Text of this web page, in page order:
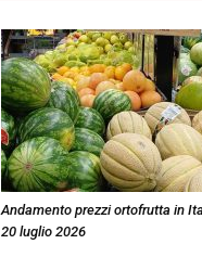
Andamento prezzi ortofrutta in
20 luglio 2026